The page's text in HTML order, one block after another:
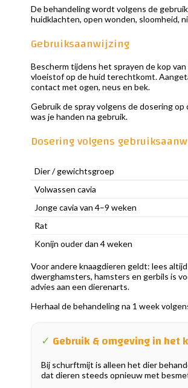
De behandeling wordt volgens de
huidklachten, open wonden, sloomheid,
Gebruiksaanwijzing
Bescherm tijdens het sprayen de kop
vloeistof op de huid terechtkomt.
contact met ogen, neus en bek.
Gebruik de spray volgens de dosering
was je handen na gebruik.
Dosering volgens
Dier / gewichtsgroep
Volwassen cavia
Jonge cavia van 4–9 weken
Rat
Konijn ouder dan 4 weken
Voor andere knaagdieren geldt: lees
dwerghamsters, hamsters en gerbils is
advies aan een dierenarts.
Herhaal de behandeling na 1 week
✓ Gebruik & omgeving in het
Bij schurftmijt is alleen het dier
dat dieren steeds opnieuw met